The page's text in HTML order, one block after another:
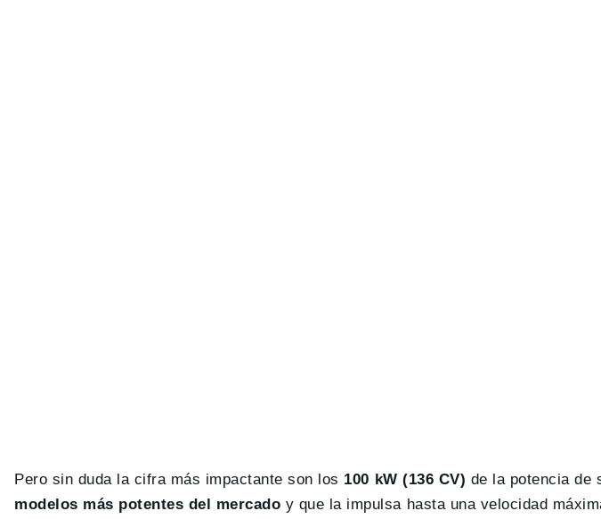
Pero sin duda la cifra más impactante son los 100 kW (136 CV) de la potencia de
modelos más potentes del mercado y que la impulsa hasta una velocidad